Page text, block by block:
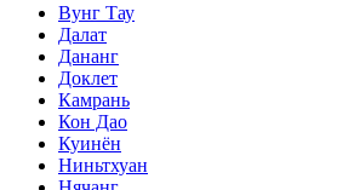
Вунг Тау
Далат
Дананг
Доклет
Камрань
Кон Дао
Куинён
Ниньтхуан